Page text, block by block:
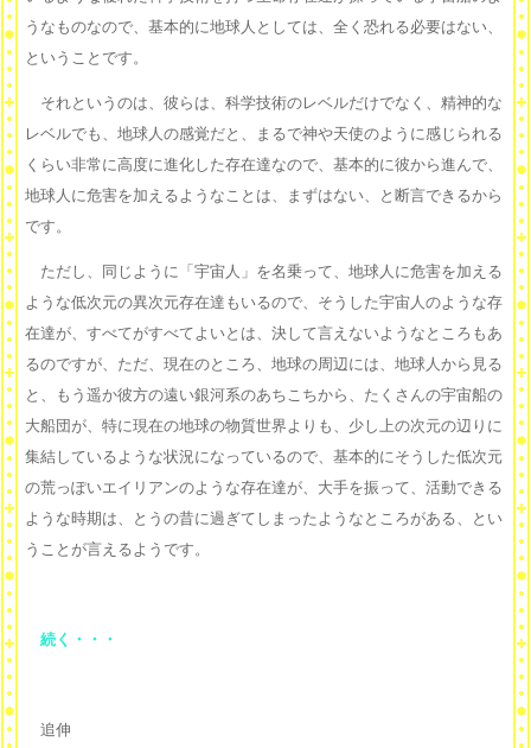
うなものなので、基本的に地球人としては、全く恐れる必要はない、
ということです。
それというのは、彼らは、科学技術のレベルだけでなく、精神的な
レベルでも、地球人の感覚だと、まるで神や天使のように感じられる
くらい非常に高度に進化した存在達なので、基本的に彼から進んで、
地球人に危害を加えるようなことは、まずはない、と断言できるから
です。
ただし、同じように「宇宙人」を名乗って、地球人に危害を加える
ような低次元の異次元存在達もいるので、そうした宇宙人のような存
在達が、すべてがすべてよいとは、決して言えないようなところもあ
るのですが、ただ、現在のところ、地球の周辺には、地球人から見る
と、もう遥か彼方の遠い銀河系のあちこちから、たくさんの宇宙船の
大船団が、特に現在の地球の物質世界よりも、少し上の次元の辺りに
集結しているような状況になっているので、基本的にそうした低次元
の荒っぽいエイリアンのような存在達が、大手を振って、活動できる
ような時期は、とうの昔に過ぎてしまったようなところがある、とい
うことが言えるようです。
続く・・・
追伸